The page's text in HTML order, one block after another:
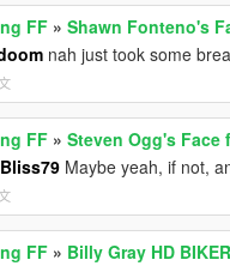
FF »Shawn Fonteno's
nah just took some
FF »Steven Ogg's Face
Maybe yeah, if not,
FF » Billy Gray HD